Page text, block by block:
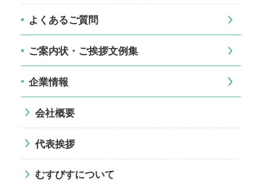
よくあるご質問
ご案内状・ご挨拶文例集
企業情報
会社概要
代表挨拶
むすびすについて